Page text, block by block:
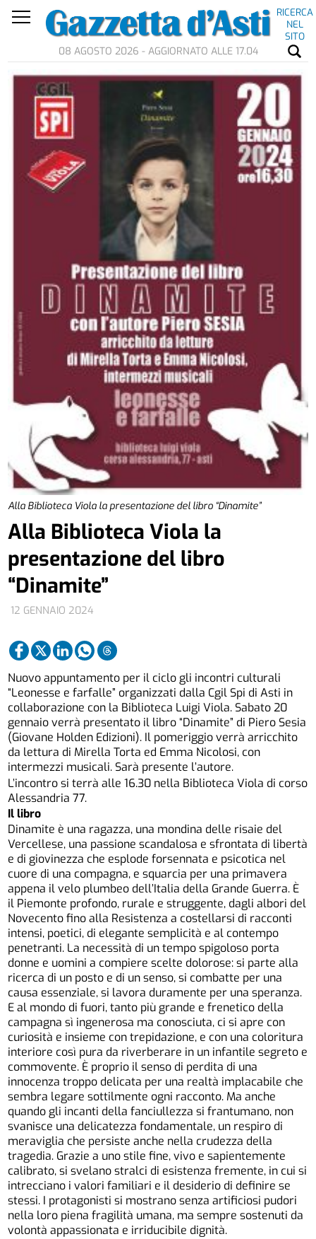
RICERCA
NEL
SITO
08 AGOSTO 2026 - AGGIORNATO ALLE 17.04
Alla Biblioteca Viola la presentazione del libro “Dinamite”
12 GENNAIO 2024
Alla Biblioteca Viola la
presentazione del libro
“Dinamite”
Nuovo appuntamento per il ciclo gli incontri culturali
“Leonesse e farfalle” organizzati dalla Cgil Spi di Asti in
collaborazione con la Biblioteca Luigi Viola. Sabato 20
gennaio verrà presentato il libro “Dinamite” di Piero Sesia
(Giovane Holden Edizioni). Il pomeriggio verrà arricchito
da lettura di Mirella Torta ed Emma Nicolosi, con
intermezzi musicali. Sarà presente l’autore.
L’incontro si terrà alle 16.30 nella Biblioteca Viola di corso
Alessandria 77.
Il libro
Dinamite è una ragazza, una mondina delle risaie del
Vercellese, una passione scandalosa e sfrontata di libertà
e di giovinezza che esplode forsennata e psicotica nel
cuore di una compagna, e squarcia per una primavera
appena il velo plumbeo dell’Italia della Grande Guerra. È
il Piemonte profondo, rurale e struggente, dagli albori del
Novecento fino alla Resistenza a costellarsi di racconti
intensi, poetici, di elegante semplicità e al contempo
penetranti. La necessità di un tempo spigoloso porta
donne e uomini a compiere scelte dolorose: si parte alla
ricerca di un posto e di un senso, si combatte per una
causa essenziale, si lavora duramente per una speranza.
E al mondo di fuori, tanto più grande e frenetico della
campagna sì ingenerosa ma conosciuta, ci si apre con
curiosità e insieme con trepidazione, e con una coloritura
interiore così pura da riverberare in un infantile segreto e
commovente. È proprio il senso di perdita di una
innocenza troppo delicata per una realtà implacabile che
sembra legare sottilmente ogni racconto. Ma anche
quando gli incanti della fanciullezza si frantumano, non
svanisce una delicatezza fondamentale, un respiro di
meraviglia che persiste anche nella crudezza della
tragedia. Grazie a uno stile fine, vivo e sapientemente
calibrato, si svelano stralci di esistenza fremente, in cui si
intrecciano i valori familiari e il desiderio di definire se
stessi. I protagonisti si mostrano senza artificiosi pudori
nella loro piena fragilità umana, ma sempre sostenuti da
volontà appassionata e irriducibile dignità.